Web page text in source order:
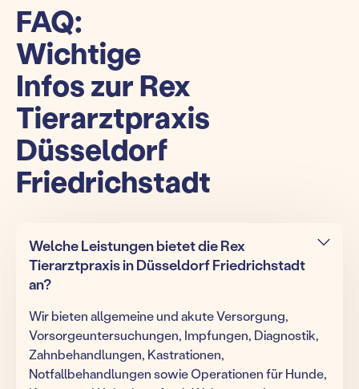
FAQ:
Wichtige
Infos zur Rex
Tierarztpraxis
Düsseldorf
Friedrichstadt
Welche Leistungen bietet die Rex
Tierarztpraxis in Düsseldorf Friedrichstadt
an?
Wir bieten allgemeine und akute Versorgung,
Vorsorgeuntersuchungen, Impfungen, Diagnostik,
Zahnbehandlungen, Kastrationen,
Notfallbehandlungen sowie Operationen für Hunde,